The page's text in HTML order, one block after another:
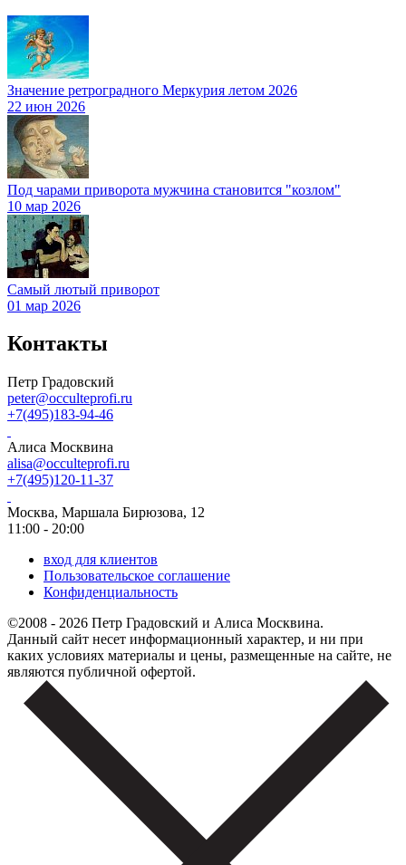
Значение ретроградного Меркурия летом 2026
22 июн 2026
Под чарами приворота мужчина становится "козлом"
10 мар 2026
Самый лютый приворот
01 мар 2026
Контакты
Петр Градовский
peter@occulteprofi.ru
+7(495)183-94-46
Алиса Москвина
alisa@occulteprofi.ru
+7(495)120-11-37
Москва, Маршала Бирюзова, 12
11:00 - 20:00
вход для клиентов
Пользовательское соглашение
Конфиденциальность
©2008 - 2026 Петр Градовский и Алиса Москвина.
Данный сайт несет информационный характер, и ни при
каких условиях материалы и цены, размещенные на сайте, не
являются публичной офертой.